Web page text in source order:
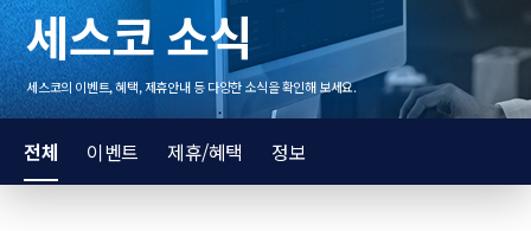
세스코 소식
세스코의 이벤트, 혜택, 제휴안내 등 다양한 소식을 확인해 보세요.
전체 이벤트 제휴/혜택 정보